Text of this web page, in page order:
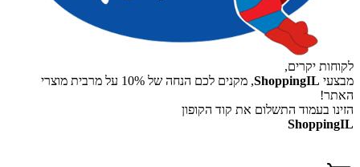
לקוחות יקרים,
מבצעי ShoppingIL
, מקנים לכם הנחה של 10% על מרבית מוצרי
האתר!
הזינו בעמוד התשלום את קוד הקופון
ShoppingIL